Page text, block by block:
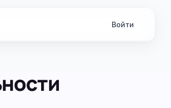
Войти